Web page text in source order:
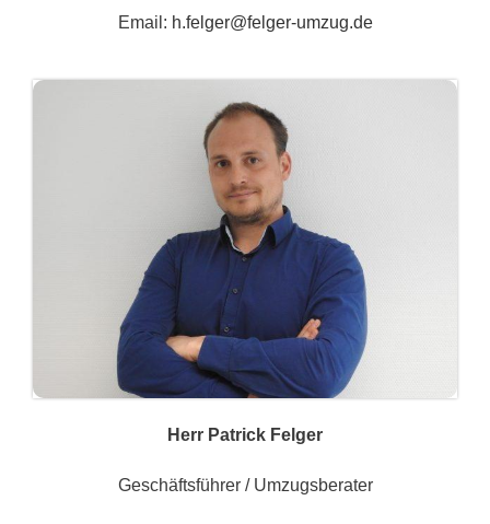
Email: h.felger@felger-umzug.de
Herr Patrick Felger
Geschäftsführer / Umzugsberater